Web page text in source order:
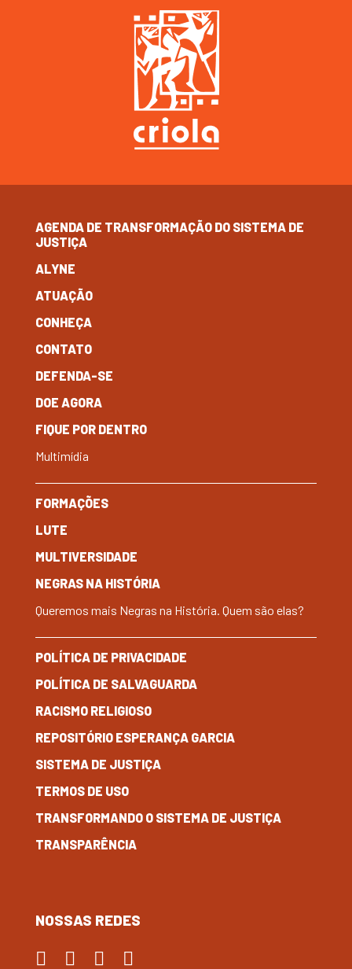
AGENDA DE TRANSFORMAÇÃO DO SISTEMA DE
JUSTIÇA
ALYNE
ATUAÇÃO
CONHEÇA
CONTATO
DEFENDA-SE
DOE AGORA
FIQUE POR DENTRO
Multimídia
FORMAÇÕES
LUTE
MULTIVERSIDADE
NEGRAS NA HISTÓRIA
Queremos mais Negras na História. Quem são elas?
POLÍTICA DE PRIVACIDADE
POLÍTICA DE SALVAGUARDA
RACISMO RELIGIOSO
REPOSITÓRIO ESPERANÇA GARCIA
SISTEMA DE JUSTIÇA
TERMOS DE USO
TRANSFORMANDO O SISTEMA DE JUSTIÇA
TRANSPARÊNCIA
NOSSAS REDES